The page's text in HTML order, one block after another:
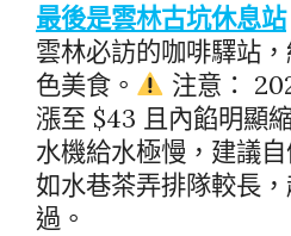
最後是雲林古坑休息站
雲林必訪的咖啡驛站
色美食。
注意：
漲至 $43 且內餡明顯
水機給水極慢，建議
如水巷茶弄排隊較長
過。